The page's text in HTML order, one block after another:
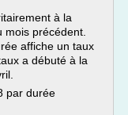
à la
précédent.
affiche un taux
a débuté à la
par durée